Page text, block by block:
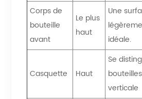
Corps de
bouteille
avant
Le plus
haut
Une
idéale.
Casquette Haut
Se
verticale